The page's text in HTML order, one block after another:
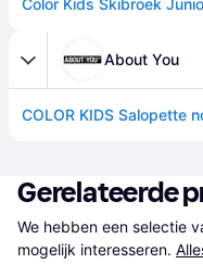
About You
COLOR KIDS Salopette
Gerelateerde
We hebben een selectie
mogelijk interesseren.